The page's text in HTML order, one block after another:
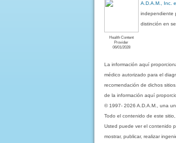
Health Content
Provider
06/01/2028
A.D.A.M., Inc.
independiente
distinción en
La información aquí
médico autorizado para el
recomendación de dichos
de la información aquí
© 1997- 2026 A.D.A.M., una
Todo el contenido de este
Usted puede ver el contenido
mostrar, publicar, realizar